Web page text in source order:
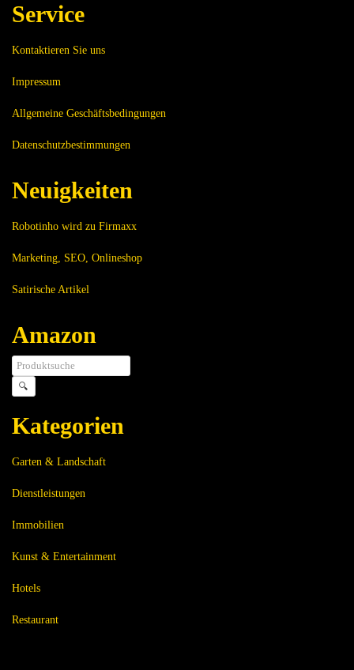
Service
Kontaktieren Sie uns
Impressum
Allgemeine Geschäftsbedingungen
Datenschutzbestimmungen
Neuigkeiten
Robotinho wird zu Firmaxx
Marketing, SEO, Onlineshop
Satirische Artikel
Amazon
🔍
Kategorien
Garten & Landschaft
Dienstleistungen
Immobilien
Kunst & Entertainment
Hotels
Restaurant